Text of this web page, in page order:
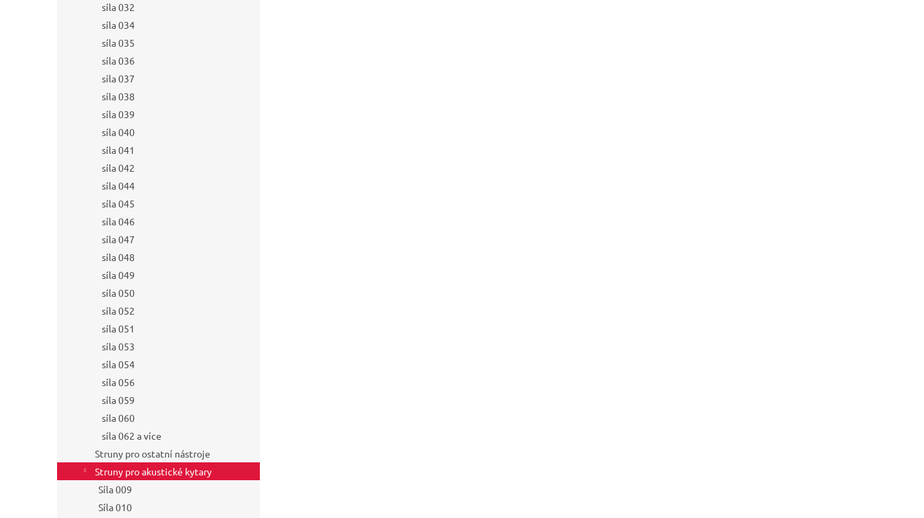
síla 032
síla 034
síla 035
síla 036
síla 037
síla 038
síla 039
síla 040
síla 041
síla 042
síla 044
síla 045
síla 046
síla 047
síla 048
síla 049
síla 050
síla 052
síla 051
síla 053
síla 054
síla 056
síla 059
síla 060
síla 062 a více
Struny pro ostatní nástroje
Struny pro akustické kytary
Síla 009
Síla 010